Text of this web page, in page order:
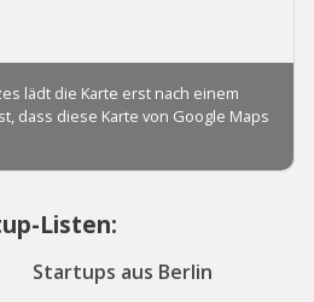
Listen:
Startups aus Berlin